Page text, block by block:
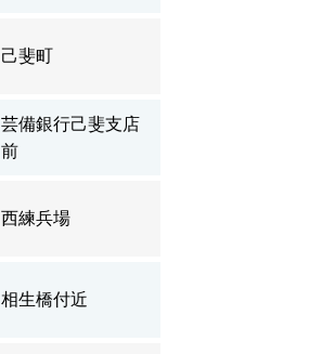
己斐町
芸備銀行己斐支店
前
西練兵場
相生橋付近